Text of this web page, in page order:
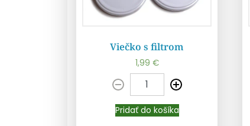
Pridať do košíka
Viečko s filtrom
1,99 €
Pridať do košíka